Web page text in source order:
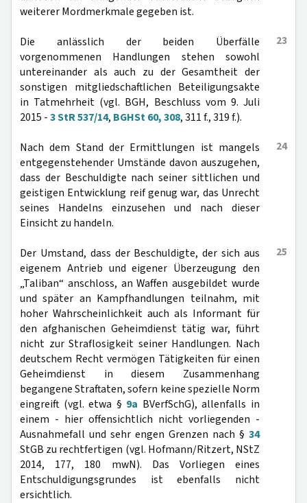
weiterer Mordmerkmale gegeben ist.
23
Die anlässlich der beiden Überfälle
vorgenommenen Handlungen stehen sowohl
untereinander als auch zu der Gesamtheit der
sonstigen mitgliedschaftlichen Beteiligungsakte
in Tatmehrheit (vgl. BGH, Beschluss vom 9. Juli
2015 -3 StR 537/14, BGHSt 60, 308, 311 f., 319 f.).
24
Nach dem Stand der Ermittlungen ist mangels
entgegenstehender Umstände davon auszugehen,
dass der Beschuldigte nach seiner sittlichen und
geistigen Entwicklung reif genug war, das Unrecht
seines Handelns einzusehen und nach dieser
Einsicht zu handeln.
25
Der Umstand, dass der Beschuldigte, der sich aus
eigenem Antrieb und eigener Überzeugung den
„Taliban“ anschloss, an Waffen ausgebildet wurde
und später an Kampfhandlungen teilnahm, mit
hoher Wahrscheinlichkeit auch als Informant für
den afghanischen Geheimdienst tätig war, führt
nicht zur Straflosigkeit seiner Handlungen. Nach
deutschem Recht vermögen Tätigkeiten für einen
Geheimdienst in diesem Zusammenhang
begangene Straftaten, sofern keine spezielle Norm
eingreift (vgl. etwa § 9a BVerfSchG), allenfalls in
einem - hier offensichtlich nicht vorliegenden -
Ausnahmefall und sehr engen Grenzen nach § 34
StGB zu rechtfertigen (vgl. Hofmann/Ritzert, NStZ
2014, 177, 180 mwN). Das Vorliegen eines
Entschuldigungsgrundes ist ebenfalls nicht
ersichtlich.